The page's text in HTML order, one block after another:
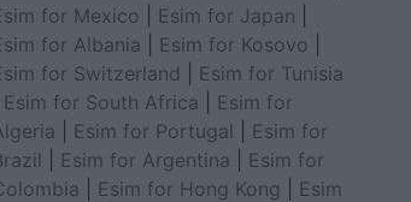
for Mexico
Esim for Japan
for Albania
Esim for Kosovo
for Switzerland
Esim for Tunisia
Esim for South Africa
Esim for
Esim for Portugal
Esim for
Esim for Argentina
Esim for
Esim for Hong Kong
Esim